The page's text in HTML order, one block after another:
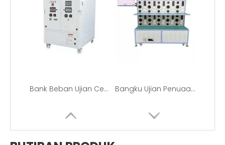
Bank Beban Ujian Cerucuk Pengecasan Bersepadu ACDC 300KW Bangku Ujian Penuaan Pintar Stesen Pengecasan AC